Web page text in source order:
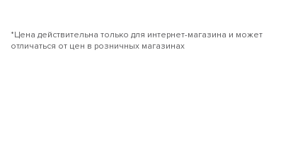
*Цена действительна только для интернет-магазина и может
отличаться от цен в розничных магазинах